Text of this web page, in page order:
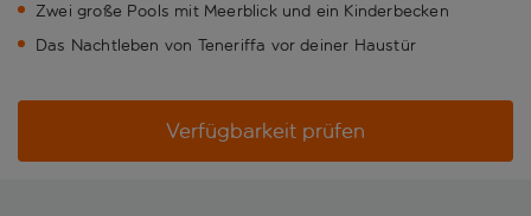
Zwei große Pools mit Meerblick und ein Kinderbecken
Das Nachtleben von Teneriffa vor deiner Haustür
Verfügbarkeit prüfen